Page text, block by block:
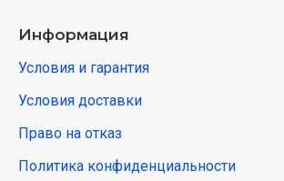
Информация
Условия и гарантия
Условия доставки
Право на отказ
Политика конфиденциальности